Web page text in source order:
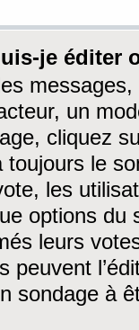
je éditer
un
cliquez
toujours le
les
options du
leurs
peuvent
sondage à